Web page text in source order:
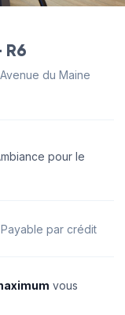
R6
du Maine
pour le
Payable par crédit
vous